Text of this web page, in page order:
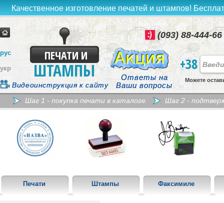
Качественное изготовление печатей и штампов!
ПЕЧАТИ И
ШТАМПЫ
Ответы на
Ваши вопросы
Видеоинструкция к сайту
рус
укр
(093) 88-444-66
+38
Можете
Шаг 1 - покупка печати в каталоге. Шаг 2 -
Печати Штампы Факсимиле